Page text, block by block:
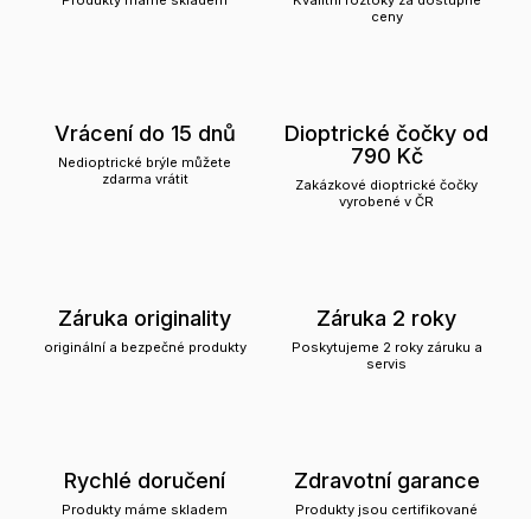
ceny
Vrácení do 15 dnů
Nedioptrické brýle můžete
zdarma vrátit
Dioptrické čočky od
790 Kč
Zakázkové dioptrické čočky
vyrobené v ČR
Záruka originality
originální a bezpečné produkty
Záruka 2 roky
Poskytujeme 2 roky záruku a
servis
Rychlé doručení
Produkty máme skladem
Zdravotní garance
Produkty jsou certifikované